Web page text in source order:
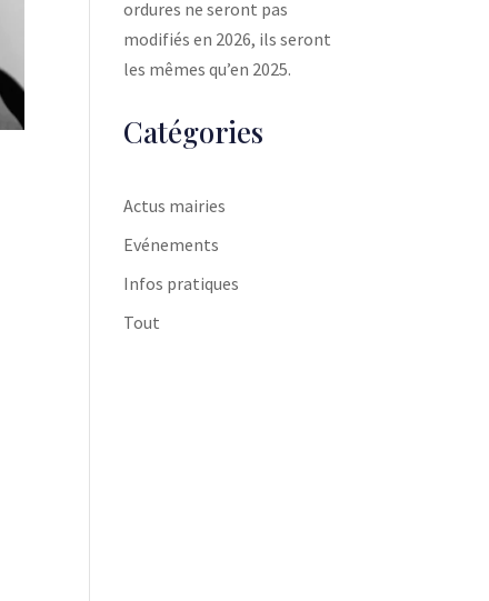
ordures ne seront pas
modifiés en 2026, ils seront
les mêmes qu’en 2025.
Catégories
Actus mairies
Evénements
Infos pratiques
Tout